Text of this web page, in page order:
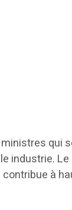
qui
industrie.
à